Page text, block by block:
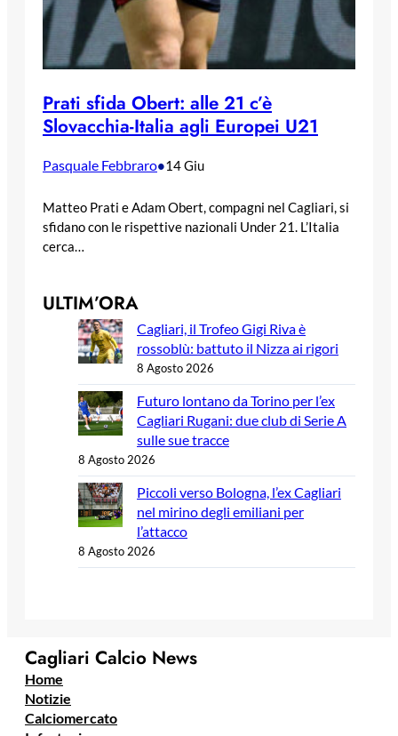
Prati sfida Obert: alle 21 c’è
Slovacchia-Italia agli Europei U21
Pasquale Febbraro•14 Giu
Matteo Prati e Adam Obert, compagni nel Cagliari, si
sfidano con le rispettive nazionali Under 21. L’Italia
cerca…
ULTIM’ORA
Cagliari, il Trofeo Gigi Riva è
rossoblù: battuto il Nizza ai rigori
8 Agosto 2026
Futuro lontano da Torino per l’ex
Cagliari Rugani: due club di Serie A
sulle sue tracce
8 Agosto 2026
Piccoli verso Bologna, l’ex Cagliari
nel mirino degli emiliani per
l’attacco
8 Agosto 2026
Cagliari Calcio News
Home
Notizie
Calciomercato